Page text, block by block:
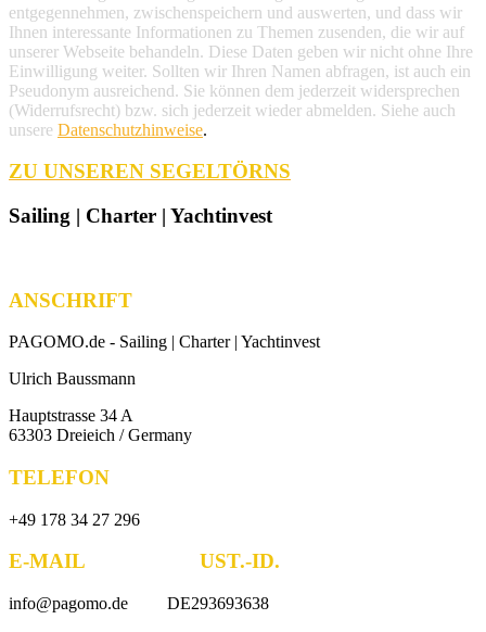
entgegennehmen, zwischenspeichern und auswerten, und dass wir
Ihnen interessante Informationen zu Themen zusenden, die wir auf
unserer Webseite behandeln. Diese Daten geben wir nicht ohne Ihre
Einwilligung weiter. Sollten wir Ihren Namen abfragen, ist auch ein
Pseudonym ausreichend. Sie können dem jederzeit widersprechen
(Widerrufsrecht) bzw. sich jederzeit wieder abmelden. Siehe auch
unsere Datenschutzhinweise.
ZU UNSEREN SEGELTÖRNS
Sailing | Charter | Yachtinvest
ANSCHRIFT
PAGOMO.de - Sailing | Charter | Yachtinvest
Ulrich Baussmann
Hauptstrasse 34 A
63303 Dreieich / Germany
TELEFON
+49 178 34 27 296
E-MAIL UST.-ID.
info@pagomo.de DE293693638